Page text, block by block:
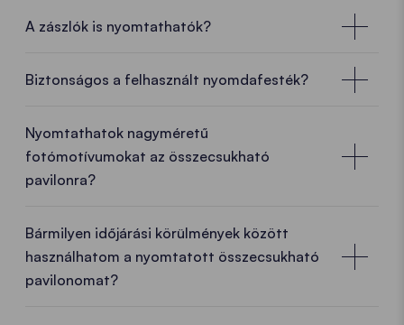
A zászlók is nyomtathatók?
Biztonságos a felhasznált nyomdafesték?
Büszkék vagyunk arra, hogy sátorszöveteink
nyomtatásához használt nyomdafestékünk
ECO PASSPORT tanúsítvánnyal rendelkező
anyagokat az ECO PASSPORT szabványban
felsorolt kritikus koncentrációjú szennyező anyagok
Nyomtathatok nagyméretű
fotómotívumokat az összecsukható
pavilonra?
Bármilyen időjárási körülmények között
használhatom a nyomtatott összecsukható
pavilonomat?